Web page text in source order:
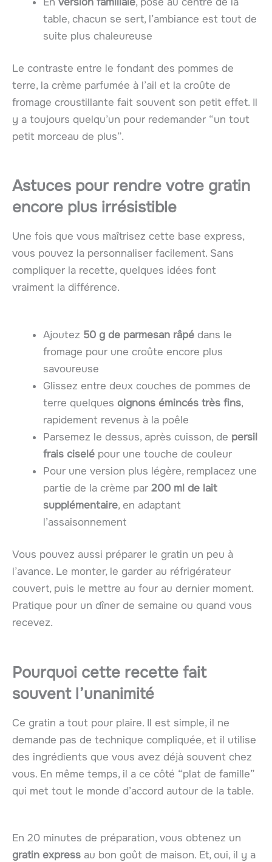
table, chacun se sert, l’ambiance est tout de
suite plus chaleureuse
Le contraste entre le fondant des pommes de
terre, la crème parfumée à l’ail et la croûte de
fromage croustillante fait souvent son petit effet. Il
y a toujours quelqu’un pour redemander “un tout
petit morceau de plus”.
Astuces pour rendre votre gratin
encore plus irrésistible
Une fois que vous maîtrisez cette base express,
vous pouvez la personnaliser facilement. Sans
compliquer la recette, quelques idées font
vraiment la différence.
Ajoutez 50 g de parmesan râpé dans le
fromage pour une croûte encore plus
savoureuse
Glissez entre deux couches de pommes de
terre quelques oignons émincés très fins,
rapidement revenus à la poêle
Parsemez le dessus, après cuisson, de persil
frais ciselé pour une touche de couleur
Pour une version plus légère, remplacez une
partie de la crème par 200 ml de lait
supplémentaire, en adaptant
l’assaisonnement
Vous pouvez aussi préparer le gratin un peu à
l’avance. Le monter, le garder au réfrigérateur
couvert, puis le mettre au four au dernier moment.
Pratique pour un dîner de semaine ou quand vous
recevez.
Pourquoi cette recette fait
souvent l’unanimité
Ce gratin a tout pour plaire. Il est simple, il ne
demande pas de technique compliquée, et il utilise
des ingrédients que vous avez déjà souvent chez
vous. En même temps, il a ce côté “plat de famille”
qui met tout le monde d’accord autour de la table.
En 20 minutes de préparation, vous obtenez un
gratin express au bon goût de maison. Et, oui, il y a